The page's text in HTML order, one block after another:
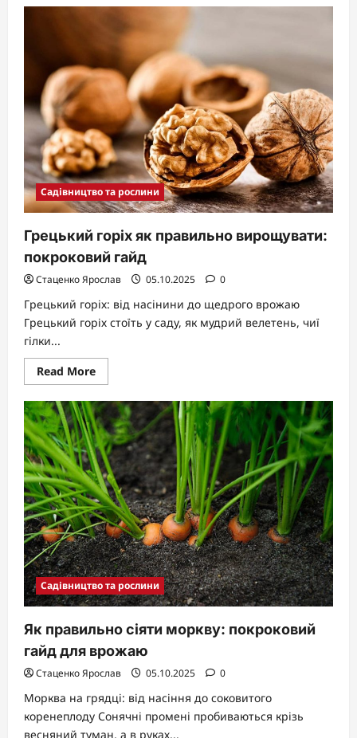
Як
позбутися
бур’янів
городі:
7
ефективних
способів
Садівництво та рослини
Грецький горіх як правильно вирощувати:
покроковий гайд
Стаценко Ярослав 05.10.2025 0
Грецький горіх: від насінини до щедрого врожаю
Грецький горіх стоїть у саду, як мудрий велетень, чиї
гілки...
Read MoreRead
more
Грецький
горіх
як
правильно
вирощувати:
покроковий
гайд
Садівництво та рослини
Як правильно сіяти моркву: покроковий
гайд для врожаю
Стаценко Ярослав 05.10.2025 0
Морква на грядці: від насіння до соковитого
коренеплоду Сонячні промені пробиваються крізь
весняний туман, а в руках...